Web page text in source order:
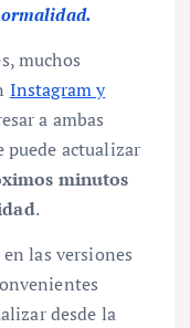
muchos
Instagram y
a ambas
puede actualizar
minutos
.
las versiones
desde la